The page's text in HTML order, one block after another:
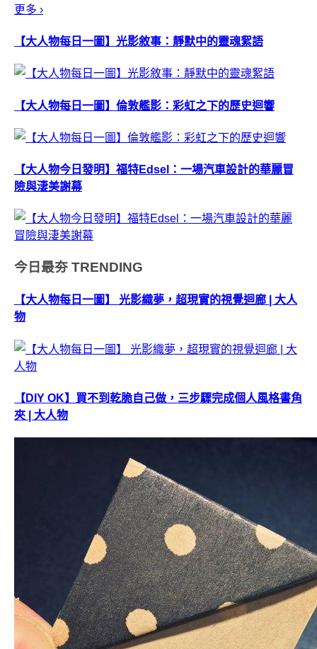
更多 ›
【大人物每日一圖】光影敘事：靜默中的靈魂絮語
【大人物每日一圖】倫敦艦影：彩虹之下的歷史迴響
【大人物今日發明】福特Edsel：一場汽車設計的華麗冒
險與淒美謝幕
今日最夯 TRENDING
【大人物每日一圖】 光影織夢，超現實的視覺迴廊 | 大人
物
【DIY OK】買不到乾脆自己做，三步驟完成個人風格書角
夾 | 大人物